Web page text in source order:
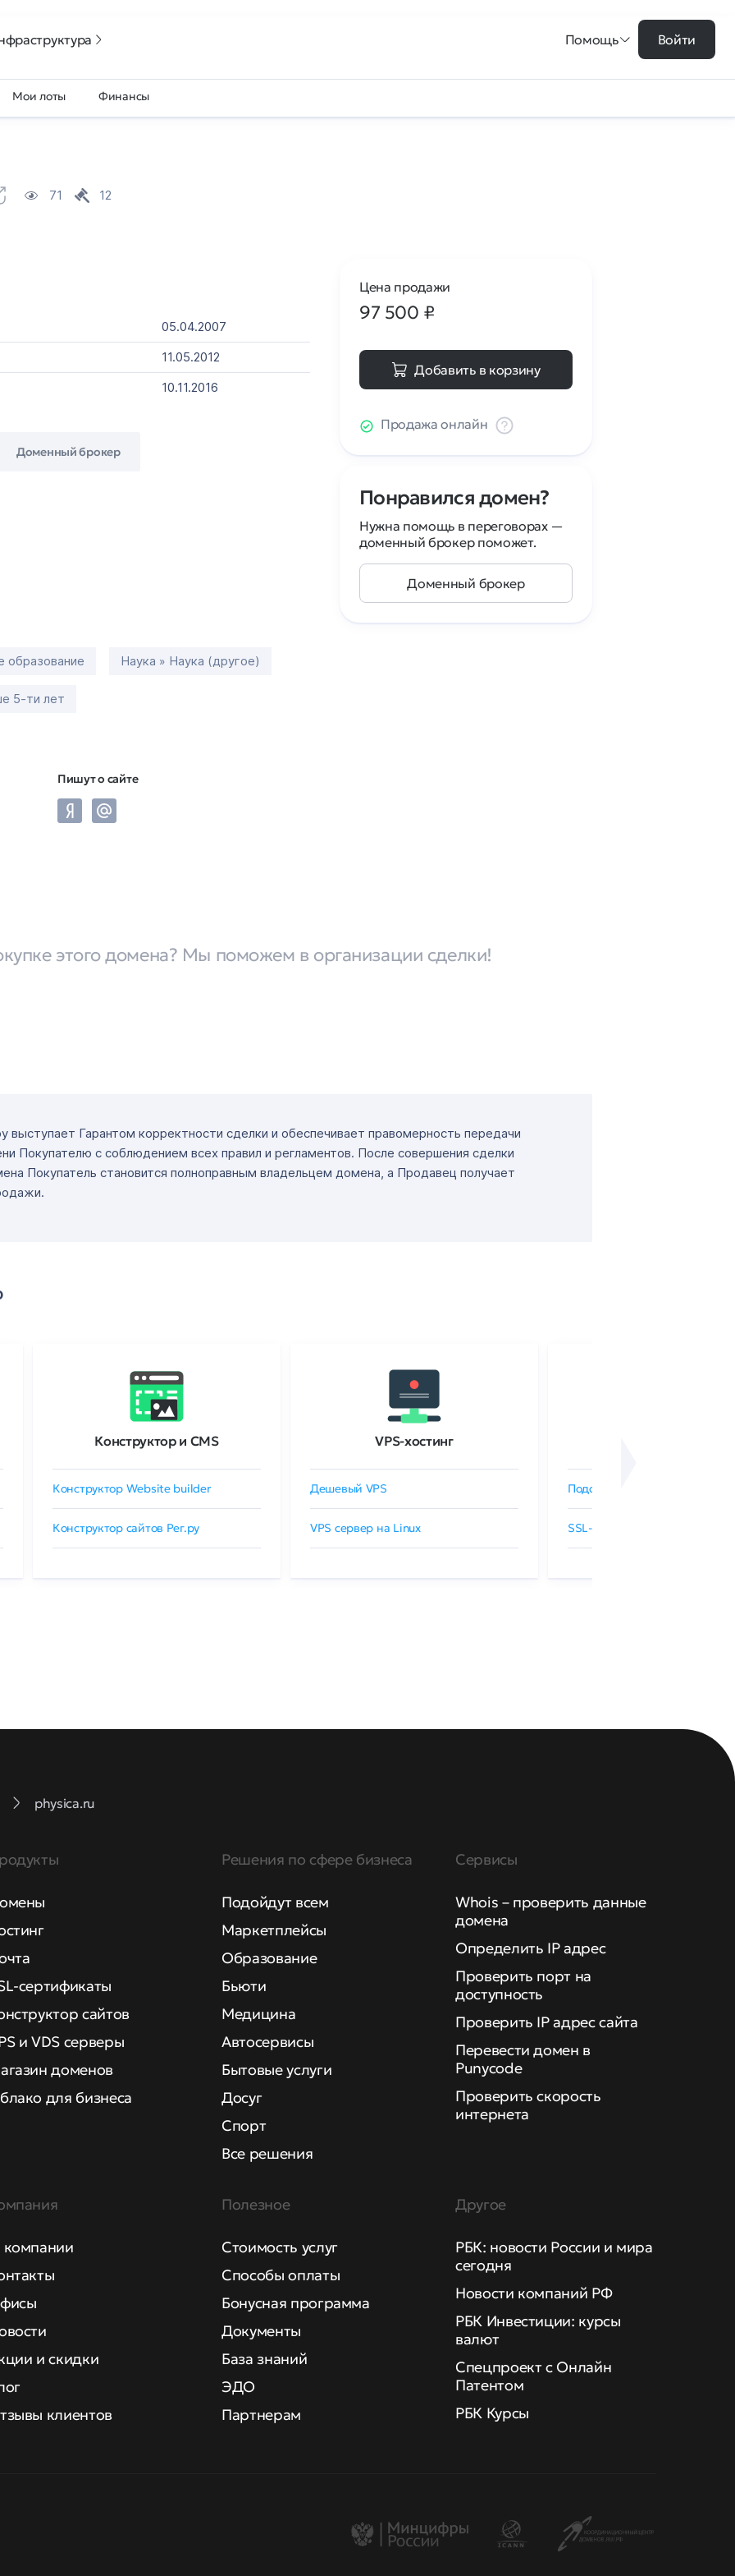
Помощь Войти
Мои лоты Финансы
71 12
05.04.2007
11.05.2012
10.11.2016
Доменный брокер
образование Наука » Наука (другое)
5-ти лет
Пишут о сайте
Цена продажи
97 500 ₽
Добавить в корзину
Продажа онлайн
Понравился домен?
Нужна помощь в переговорах —
доменный брокер поможет.
Доменный брокер
этого домена? Мы поможем в организации сделки!
выступает Гарантом корректности сделки и обеспечивает правомерность передачи
Покупателю с соблюдением всех правил и регламентов. После совершения сделки
Покупатель становится полноправным владельцем домена, а Продавец получает
Конструктор и CMS
Конструктор Website builder
Конструктор сайтов Рег.ру
VPS-хостинг
Дешевый VPS
VPS сервер на Linux
Подобрать SSL-сертификат
SSL-сертификаты GlobalSign
physica.ru
сертификаты
сайтов
и VDS серверы
доменов
для бизнеса
Решения по сфере бизнеса
Подойдут всем
Маркетплейсы
Образование
Бьюти
Медицина
Автосервисы
Бытовые услуги
Досуг
Спорт
Все решения
Сервисы
Whois – проверить данные
домена
Определить IP адрес
Проверить порт на
доступность
Проверить IP адрес сайта
Перевести домен в
Punycode
Проверить скорость
интернета
и скидки
клиентов
Полезное
Стоимость услуг
Способы оплаты
Бонусная программа
Документы
База знаний
ЭДО
Партнерам
Другое
РБК: новости России и мира
сегодня
Новости компаний РФ
РБК Инвестиции: курсы
валют
Спецпроект с Онлайн
Патентом
РБК Курсы